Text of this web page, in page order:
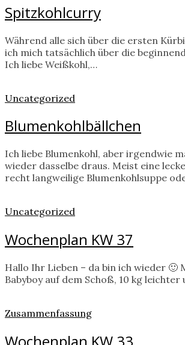
Spitzkohlcurry
Während alle sich über die ersten
ich mich tatsächlich über die
Ich liebe Weißkohl,…
Uncategorized
Blumenkohlbällchen
Ich liebe Blumenkohl, aber irgendwie
wieder dasselbe draus. Meist eine
recht langweilige Blumenkohlsuppe
Uncategorized
Wochenplan KW 37
Hallo Ihr Lieben – da bin ich wieder 🙂
Babyboy auf dem Schoß, 10 kg leichter
Zusammenfassung